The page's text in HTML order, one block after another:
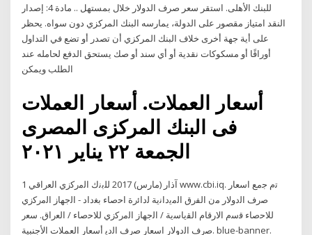
للبنك الأهلى. استقر سعر صرف الدولار خلال بمستهل .. مادة 4: إصدار
النقد امتياز مقصور على الدولة، يمارسه البنك المركزي دون سواه. يحظر
على أية جهة أخرى خلاف البنك المركزي أن تصدر أو تضع في التداول
أوراقًا أو مسكوكات نقدية أو أي سند أو صك يستحق الدفع لحامله عند
الطلب ويمكن
أسعار العملات. أسعار العملات
فى البنك المركزى المصرى
الجمعة ٢٢ يناير ٢٠٢١
1 آذار (مارس) 2017 ﻟﻠﺑﻧك اﻟﻣرﻛزي اﻟﻌراﻗﻲ www.cbi.iq. ﺗم ﺟﻣﻊ اﺳﻌﺎر
ﺻرف اﻟدوﻻر ﻣن اﻟﻔرق اﻟﻣﻳداﻧﻳﺔ ﻟداﺋرة اﺣﺻﺎء ﺑﻐداد - اﻟﺟﻬﺎز اﻟﻣرﻛزي
ﻟﻼﺣﺻﺎء ﻗﺳم اﻻرﻗﺎم اﻟﻘﻳﺎﺳﻳﺔ / اﻟﺟﻬﺎز اﻟﻣرﻛزي ﻟﻼﺣﺻﺎء / اﻟﻌراق. ﺳﻌر
ﺻرف اﻟدوﻻر اﺳﻌﺎر ﺻرف اﻟدﻳ أسعار العملات الأجنبية. blue-banner.